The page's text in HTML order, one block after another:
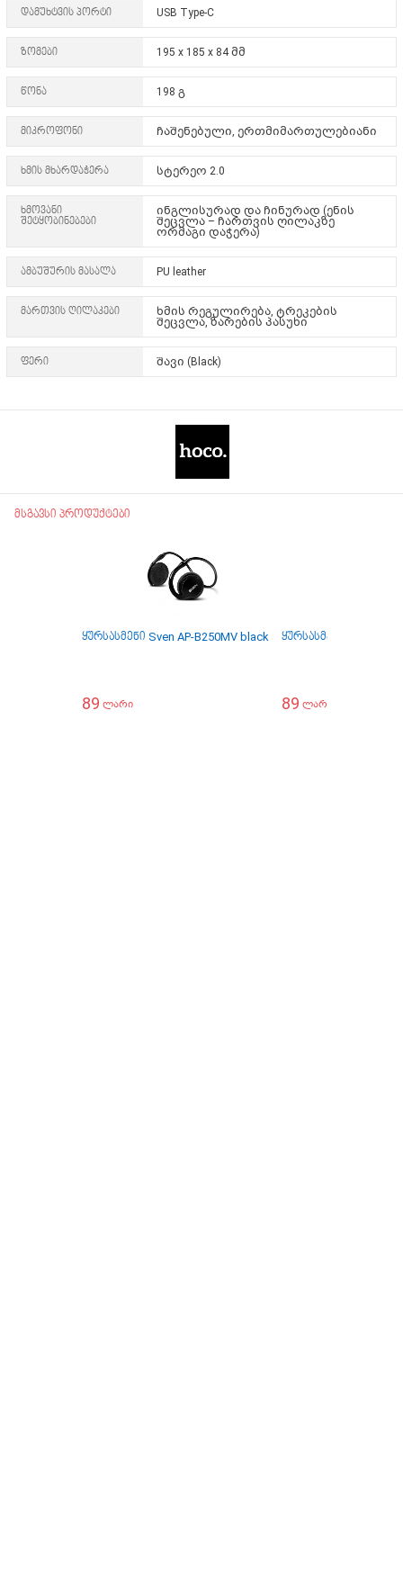
დამუხტვის პორტი USB Type-C
ზომები 195 x 185 x 84 მმ
წონა 198 გ
მიკროფონი ჩაშენებული, ერთმიმართულებიანი
ხმის მხარდაჭერა სტერეო 2.0
ხმოვანი
შეტყობინებები
ინგლისურად და ჩინურად (ენის
შეცვლა – ჩართვის ღილაკზე
ორმაგი დაჭერა)
ამბუშურის მასალა PU leather
მართვის ღილაკები
ხმის რეგულირება, ტრეკების
შეცვლა, ზარების პასუხი
ფერი შავი (Black)
მსგავსი პროდუქტები
ყურსასმენი Sven AP-B250MV black
89 ლარი
ყურსასმენი Sven
89 ლარი